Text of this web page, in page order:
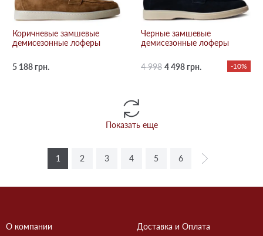
Коричневые замшевые
демисезонные лоферы
5 188 грн.
Черные замшевые
демисезонные лоферы
4 998 4 498 грн. -10%
Показать еще
1 2 3 4 5 6
О компании
Доставка и Оплата